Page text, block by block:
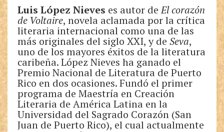
Luis López Nieves es autor deEl corazón
de Voltaire, novela aclamada por la crítica
literaria internacional como una de las
más originales del siglo XXI, y de Seva,
uno de los mayores éxitos de la literatura
caribeña. López Nieves ha ganado el
Premio Nacional de Literatura de Puerto
Rico en dos ocasiones. Fundó el primer
programa de Maestría en Creación
Literaria de América Latina en la
Universidad del Sagrado Corazón (San
Juan de Puerto Rico), el cual actualmente